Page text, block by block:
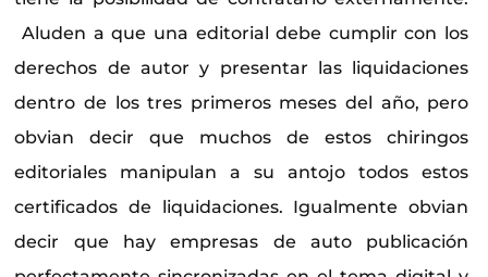
Aluden a que una editorial debe cumplir con los
derechos de autor y presentar las liquidaciones
dentro de los tres primeros meses del año, pero
obvian decir que muchos de estos chiringos
editoriales manipulan a su antojo todos estos
certificados de liquidaciones. Igualmente obvian
decir que hay empresas de auto publicación